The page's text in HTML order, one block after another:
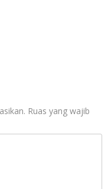
Ruas yang wajib